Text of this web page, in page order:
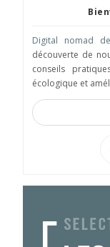
Digital nomad
découverte de
conseils
écologique et